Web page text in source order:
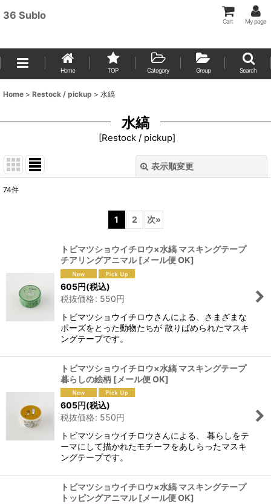
36 Sublo
Cart My page
Home TOP Category Group Search
Home > Restock / pickup > 水縞
水縞
[Restock / pickup]
表示順変更
絞り込む
74件
1 2 次»
トビマツショウイチロウ×水縞 マスキングテープ
チアリングアニマル [メール便 OK]
605円(税込)
税抜価格: 550円
トビマツショウイチロウさんによる、さまざまな
ポーズをとった動物たちが 散りばめられたマスキ
ングテープです。
トビマツショウイチロウ×水縞 マスキングテープ
暮らしの絵柄 [メール便 OK]
605円(税込)
税抜価格: 550円
トビマツショウイチロウさんによる、 暮らしをテ
ーマにして描かれたモチーフをあしらったマスキ
ングテープです。
トビマツショウイチロウ×水縞 マスキングテープ
トッピングアニマル [メール便 OK]